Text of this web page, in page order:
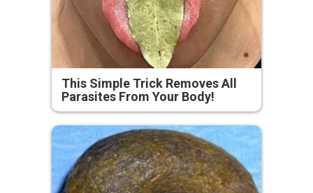
This Simple Trick Removes All
Parasites From Your Body!